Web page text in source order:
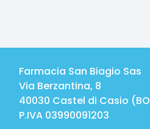
Farmacia San Biagio Sas
Via Berzantina, 8
40030 Castel di Casio (BO
P.IVA 03990091203